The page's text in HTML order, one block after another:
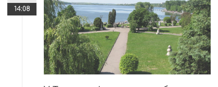
14:08